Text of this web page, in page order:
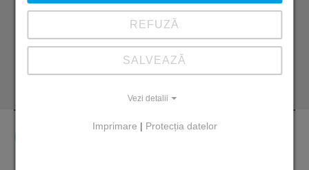
+40 246 207 052
+40 730 177 910
marius.olteanu@sw-umwelttechnik.ro
Contact
REFUZĂ
SALVEAZĂ
Vezi detalii
Imprimare | Protecția datelor